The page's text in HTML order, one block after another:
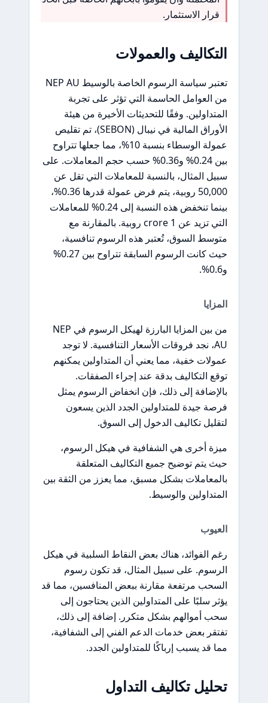
قرار الاستثمار.
التكاليف والعمولات
تعتبر سياسة الرسوم الخاصة بالوسيط NEP AU
من العوامل الحاسمة التي تؤثر على تجربة
المتداولين. وفقًا للتحديثات الأخيرة من هيئة
الأوراق المالية في نيبال (SEBON)، تم تقليص
عمولة الوسطاء بنسبة 10%، مما جعلها تتراوح
بين 0.24% و0.36% حسب حجم المعاملات. على
سبيل المثال، بالنسبة للمعاملات التي تقل عن
50,000 روبية، يتم فرض عمولة قدرها 0.36%،
بينما تنخفض هذه النسبة إلى 0.24% للمعاملات
التي تزيد عن 1 crore روبية. بالمقارنة مع
متوسط السوق، تُعتبر هذه الرسوم تنافسية،
حيث كانت الرسوم السابقة تتراوح بين 0.27%
و0.6%.
المزايا
من بين المزايا البارزة لهيكل الرسوم في NEP
AU، نجد فروقات الأسعار التنافسية. لا توجد
عمولات خفية، مما يعني أن المتداولين يمكنهم
توقع التكاليف بدقة عند إجراء الصفقات.
بالإضافة إلى ذلك، فإن انخفاض الرسوم يمثل
فرصة جيدة للمتداولين الجدد الذين يسعون
لتقليل تكاليف الدخول إلى السوق.
ميزة أخرى هي الشفافية في هيكل الرسوم،
حيث يتم توضيح جميع التكاليف المتعلقة
بالمعاملات بشكل مسبق، مما يعزز من الثقة بين
المتداولين والوسيط.
العيوب
رغم الفوائد، هناك بعض النقاط السلبية في هيكل
الرسوم. على سبيل المثال، قد تكون رسوم
السحب مرتفعة مقارنة ببعض المنافسين، مما قد
يؤثر سلبًا على المتداولين الذين يحتاجون إلى
سحب أموالهم بشكل متكرر. إضافة إلى ذلك،
تفتقر بعض خدمات الدعم الفني إلى الشفافية،
مما قد يسبب إرباكًا للمتداولين الجدد.
تحليل تكاليف التداول